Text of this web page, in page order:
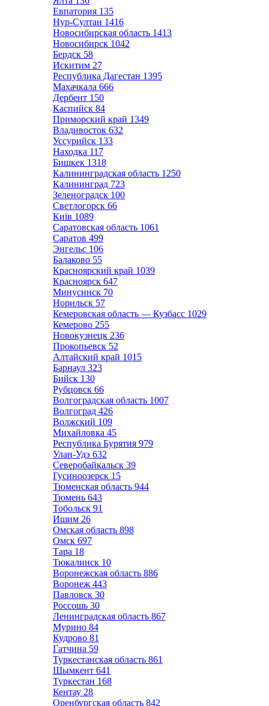
Евпатория 135
Нур-Султан 1416
Новосибирская область 1413
Новосибирск 1042
Бердск 58
Искитим 27
Республика Дагестан 1395
Махачкала 666
Дербент 150
Каспийск 84
Приморский край 1349
Владивосток 632
Уссурийск 133
Находка 117
Бишкек 1318
Калининградская область 1250
Калининград 723
Зеленоградск 100
Светлогорск 66
Київ 1089
Саратовская область 1061
Саратов 499
Энгельс 106
Балаково 55
Красноярский край 1039
Красноярск 647
Минусинск 70
Норильск 57
Кемеровская область — Кузбасс 1029
Кемерово 255
Новокузнецк 236
Прокопьевск 52
Алтайский край 1015
Барнаул 323
Бийск 130
Рубцовск 66
Волгоградская область 1007
Волгоград 426
Волжский 109
Михайловка 45
Республика Бурятия 979
Улан-Удэ 632
Северобайкальск 39
Гусиноозерск 15
Тюменская область 944
Тюмень 643
Тобольск 91
Ишим 26
Омская область 898
Омск 697
Тара 18
Тюкалинск 10
Воронежская область 886
Воронеж 443
Павловск 30
Россошь 30
Ленинградская область 867
Мурино 84
Кудрово 81
Гатчина 59
Туркестанская область 861
Шымкент 641
Туркестан 168
Кентау 28
Оренбургская область 842